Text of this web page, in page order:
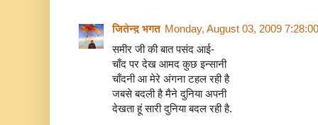
मंदिर में पिचकारी दिवस
इस राज्य के बाद आप को ले चलेंगे किसी ओर राज्य
* लहसून-"जो प्रतिदिन मेरी एक कली को खा ले तो
एवम कभी बुखार नही सताऐगा।
* लहसून- "आधुनिक शोध ग्रन्थो के आधार पर रासायनिक
तरल प्रदार्थ "एहत्रीसिन" एवम "जैतिकी" तत्व
जितेन्द़ भगत Monday, August 03, 2009
समीर जी की बात पसंद आई-
चाँद पर देख आमद कुछ इन्सानी
चाँदनी आ मेरे अंगना टहल रही है
जबसे बदली है मैने दुनिया अपनी
देखता हूं सारी दुनिया बदल रही है.